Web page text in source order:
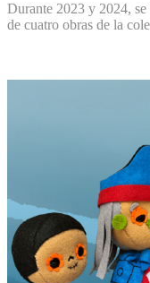
Durante 2023 y 2024, se
de cuatro obras de la